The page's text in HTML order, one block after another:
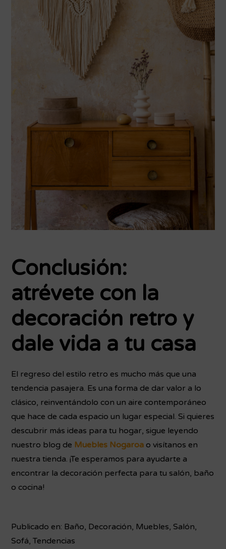
Conclusión:
atrévete con la
decoración retro y
dale vida a tu casa
El regreso del estilo retro es mucho más que una
tendencia pasajera. Es una forma de dar valor a lo
clásico, reinventándolo con un aire contemporáneo
que hace de cada espacio un lugar especial. Si quieres
descubrir más ideas para tu hogar, sigue leyendo
nuestro blog de Muebles Nogaroa o visítanos en
nuestra tienda. ¡Te esperamos para ayudarte a
encontrar la decoración perfecta para tu salón, baño
o cocina!
Publicado en: Baño, Decoración, Muebles, Salón,
Sofá,Tendencias